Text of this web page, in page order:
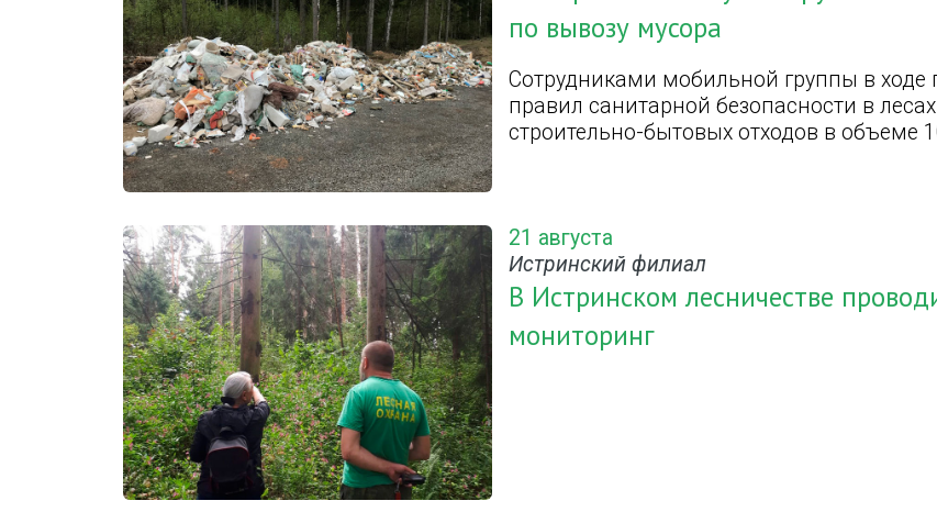
по вывозу мусора
Сотрудниками мобильной группы в
правил санитарной безопасности в
строительно-бытовых отходов в объеме
21 августа
Истринский филиал
В Истринском лесничестве
мониторинг